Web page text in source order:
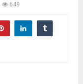
649